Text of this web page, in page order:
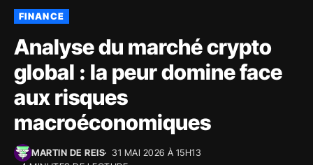
FINANCE
Analyse du marché crypto
global : la peur domine face
aux risques
macroéconomiques
MARTIN DE REIS
31 MAI 2026 À 15H13